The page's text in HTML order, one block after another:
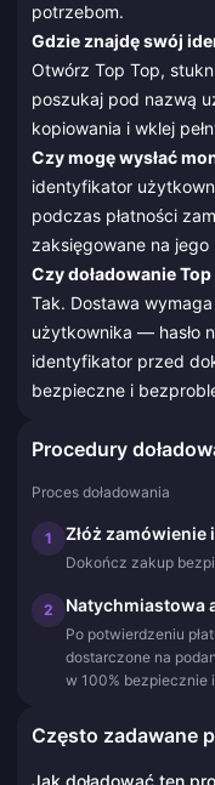
potrzebom.
Gdzie znajdę swój
Otwórz Top Top,
poszukaj pod nazwą
kopiowania i wklej
Czy mogę wysłać
identyfikator
podczas płatności
zaksięgowane na jego
Czy doładowanie
Tak. Dostawa
użytkownika — hasło
identyfikator przed
bezpieczne i
Procedury
Proces doładowania
1 Złóż zamówienie
Dokończ zakup
2 Natychmiastowa
Po potwierdzeniu
dostarczone na
w 100% bezpiecznie
Często zadawane